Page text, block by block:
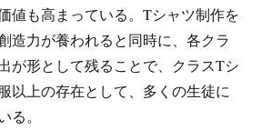
値も高まっている。Tシャツ制作を
造力が養われると同時に、各クラ
が形として残ることで、クラスTシ
以上の存在として、多くの生徒に
る。